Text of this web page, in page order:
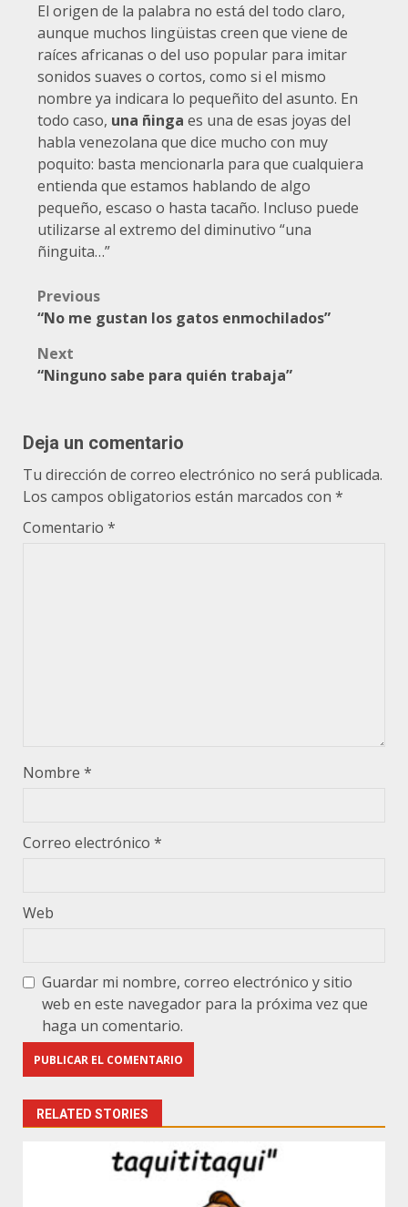
El origen de la palabra no está del todo claro,
aunque muchos lingüistas creen que viene de
raíces africanas o del uso popular para imitar
sonidos suaves o cortos, como si el mismo
nombre ya indicara lo pequeñito del asunto. En
todo caso, una ñinga es una de esas joyas del
habla venezolana que dice mucho con muy
poquito: basta mencionarla para que cualquiera
entienda que estamos hablando de algo
pequeño, escaso o hasta tacaño. Incluso puede
utilizarse al extremo del diminutivo “una
ñinguita…”
Post
navigation
Previous
“No me gustan los gatos enmochilados”
Next
“Ninguno sabe para quién trabaja”
Deja un comentario
Tu dirección de correo electrónico no será publicada.
Los campos obligatorios están marcados con *
Comentario *
Nombre *
Correo electrónico *
Web
Guardar mi nombre, correo electrónico y sitio
web en este navegador para la próxima vez que
haga un comentario.
RELATED STORIES